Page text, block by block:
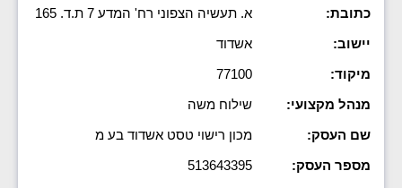
כתובת:
א. תעשיה הצפוני רח' המדע 7 ת.ד. 165
יישוב:
אשדוד
מיקוד:
77100
מנהל מקצועי:
שילוח משה
שם העסק:
מכון רישוי טסט אשדוד בע מ
מספר העסק:
513643395